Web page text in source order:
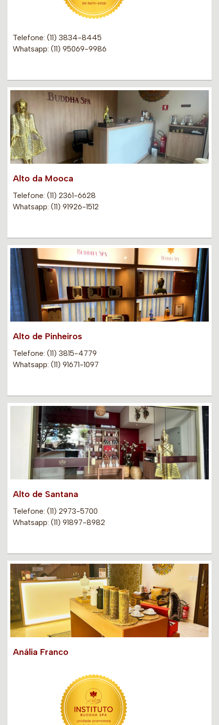
Telefone: (11) 3834-8445
Whatsapp: (11) 95069-9986
Alto da Mooca
Telefone: (11) 2361-6628
Whatsapp: (11) 91926-1512
Alto de Pinheiros
Telefone: (11) 3815-4779
Whatsapp: (11) 91671-1097
Alto de Santana
Telefone: (11) 2973-5700
Whatsapp: (11) 91897-8982
Anália Franco